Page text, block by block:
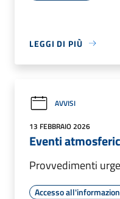
LEGGI DI PIÙ
AVVISI
13 FEBBRAIO 2026
Eventi
Provvedimenti
Accesso